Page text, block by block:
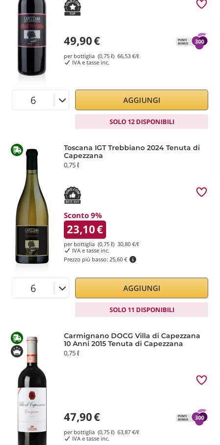
49,90€
per bottiglia (0,75 ℓ) 66,53 €/ℓ
IVA e tasse inc.
AGGIUNGI
SOLO 12 DISPONIBILI
Toscana IGT Trebbiano 2024 Tenuta di
Capezzana
0,75 ℓ
Sconto 9%
23,10€
per bottiglia (0,75 ℓ) 30,80 €/ℓ
IVA e tasse inc.
Prezzo più basso: 25,60 €
AGGIUNGI
SOLO 11 DISPONIBILI
Carmignano DOCG Villa di Capezzana
10 Anni 2015 Tenuta di Capezzana
0,75 ℓ
47,90€
per bottiglia (0,75 ℓ) 63,87 €/ℓ
IVA e tasse inc.